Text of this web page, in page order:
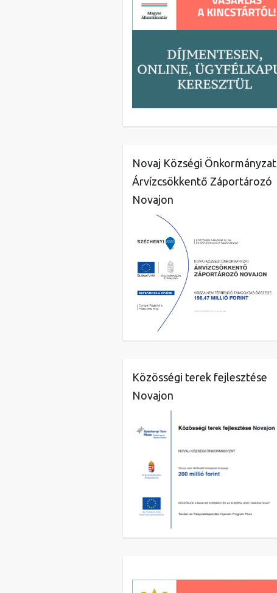
Novaj Községi Önkormányzat
Árvízcsökkentő Záportározó
Novajon
Közösségi terek fejlesztése
Novajon